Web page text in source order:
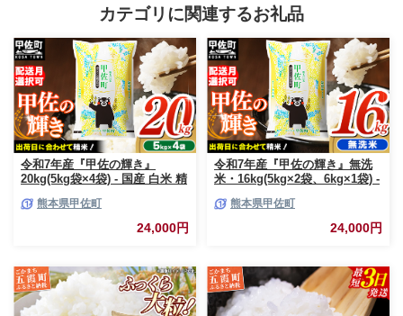
カテゴリに関連するお礼品
令和7年産『甲佐の輝き』
20kg(5kg袋×4袋) - 国産 白米 精
訳あり 厳選 マイスター 生活応
援 ひのひかり 森のくまさん お
すすめ 熊本県 甲佐町【価格改
熊本県甲佐町
24,000円
令和7年産『甲佐の輝き』無洗
米・16kg(5kg×2袋、6kg×1袋) -
米 複数原料米 訳あり 厳選 マイ
スター 生活応援 ひのひかり 森
のくまさん おすすめ 熊本県 甲
熊本県甲佐町
24,000円